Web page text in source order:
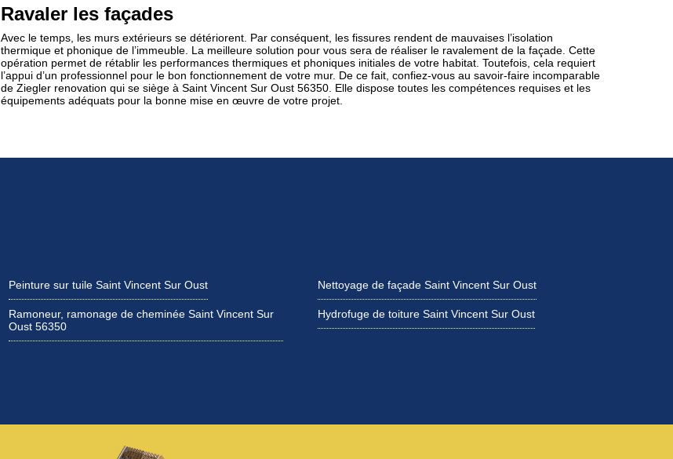
Ravaler les façades
Avec le temps, les murs extérieurs se détériorent. Par conséquent, les fissures rendent de mauvaises l’isolation
thermique et phonique de l’immeuble. La meilleure solution pour vous sera de réaliser le ravalement de la façade. Cette
opération permet de rétablir les performances thermiques et phoniques initiales de votre habitat. Toutefois, cela requiert
l’appui d’un professionnel pour le bon fonctionnement de votre mur. De ce fait, confiez-vous au savoir-faire incomparable
de Ziegler renovation qui se siège à Saint Vincent Sur Oust 56350. Elle dispose toutes les compétences requises et les
équipements adéquats pour la bonne mise en œuvre de votre projet.
Peinture sur tuile Saint Vincent Sur Oust
Ramoneur, ramonage de cheminée Saint Vincent Sur
Oust 56350
Nettoyage de façade Saint Vincent Sur Oust
Hydrofuge de toiture Saint Vincent Sur Oust